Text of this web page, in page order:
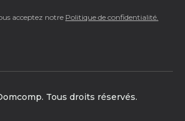
acceptez notre Politique de confidentialité.
Tous droits réservés.